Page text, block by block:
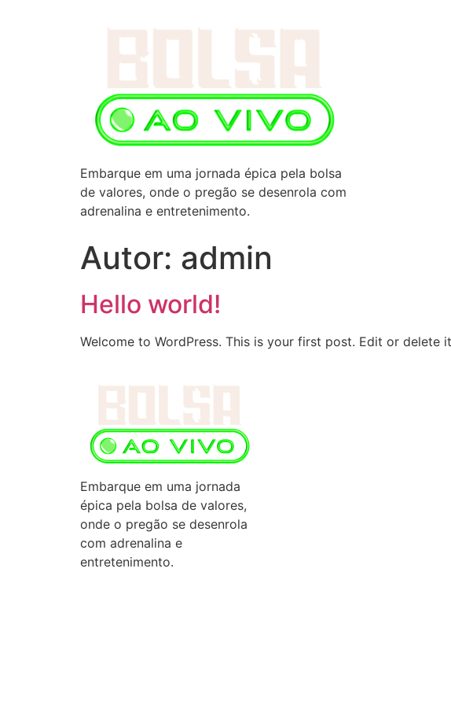
Embarque em uma jornada épica pela bolsa
de valores, onde o pregão se desenrola com
adrenalina e entretenimento.
Autor: admin
Hello world!
Welcome to WordPress. This is your first post. Edit or delete
Embarque em uma jornada
épica pela bolsa de valores,
onde o pregão se desenrola
com adrenalina e
entretenimento.